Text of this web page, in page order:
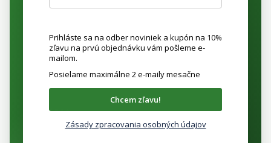
Prihláste sa na odber noviniek a kupón na 10%
zľavu na prvú objednávku vám pošleme e-
mailom.
Posielame maximálne 2 e-maily mesačne
Chcem zľavu!
Zásady zpracovania osobných údajov